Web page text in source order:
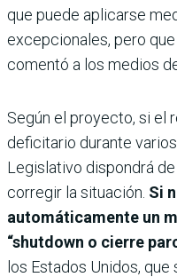
que puede aplicarse
excepcionales, pero
comentó a los medios
Según el proyecto, si el
deficitario durante
Legislativo dispondrá
corregir la situación. Si
automáticamente un
“shutdown o cierre
los Estados Unidos, que